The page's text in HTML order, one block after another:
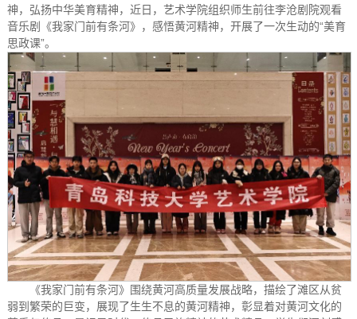
神，弘扬中华美育精神，近日，艺术学院组织师生前往李沧剧院观看
音乐剧《我家门前有条河》，感悟黄河精神，开展了一次生动的“美育
思政课”。
《我家门前有条河》围绕黄河高质量发展战略，描绘了滩区从贫
弱到繁荣的巨变，展现了生生不息的黄河精神，彰显着对黄河文化的